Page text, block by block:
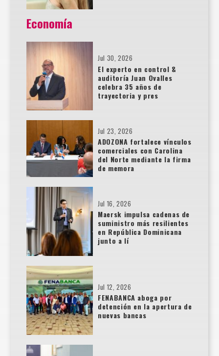
Economía
Jul 30, 2026
El experto en control &
auditoría Juan Ovalles
celebra 35 años de
trayectoria y pres
Jul 23, 2026
ADOZONA fortalece vínculos
comerciales con Carolina
del Norte mediante la firma
de memora
Jul 16, 2026
Maersk impulsa cadenas de
suministro más resilientes
en República Dominicana
junto a lí
Jul 12, 2026
FENABANCA aboga por
detención en la apertura de
nuevas bancas